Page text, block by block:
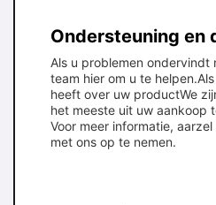
Ondersteuning en
Als u problemen
team hier om u te
heeft over uw productWe
het meeste uit uw aankoop
Voor meer informatie,
met ons op te nemen.